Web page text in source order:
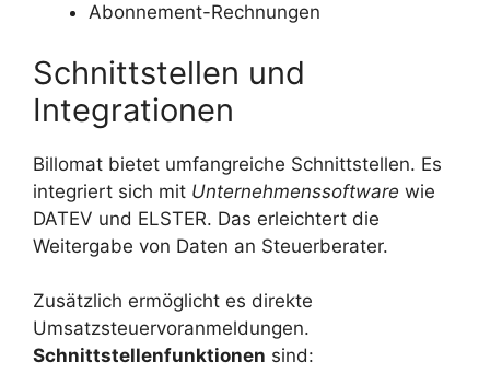
Abonnement-Rechnungen
Schnittstellen und
Integrationen
Billomat bietet umfangreiche Schnittstellen. Es
integriert sich mit Unternehmenssoftware wie
DATEV und ELSTER. Das erleichtert die
Weitergabe von Daten an Steuerberater.
Zusätzlich ermöglicht es direkte
Umsatzsteuervoranmeldungen.
Schnittstellenfunktionen sind: